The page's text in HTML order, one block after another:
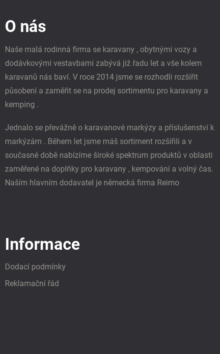
O nás
Naše malá rodinná firma se karavany , obytnými vozy a
dodávkovými vestavbami zabývá již řadu let a vše kolem
karavanů nás baví. V roce 2014 jsme se rozhodli rozšířit
působení a zaměřit se na prodej sortimentu pro karavany a
kemping .
Jednalo se převážně o karavanové markýzy a příslušenství k
markýzám . Během let jsme máš sortiment rozšířili a v
současné době nabízíme široké spektrum produktů v oblasti
zaměřené na doplňky pro karavany , kempování a volný čas.
Naším hlavním dodavatel je německá firma Reimo
Informace
Dodací podmínky
Reklamační řád